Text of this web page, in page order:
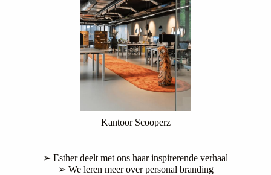
Kantoor Scooperz
➢ Esther deelt met ons haar inspirerende verhaal
➢ We leren meer over personal branding